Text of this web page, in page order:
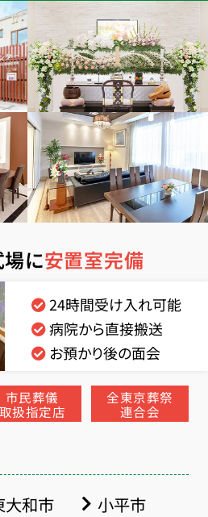
に安置室完備
24時間受け入れ可能
病院から直接搬送
お預かり後の面会
市民葬儀
取扱指定店
全東京葬祭
連合会
大和市 小平市